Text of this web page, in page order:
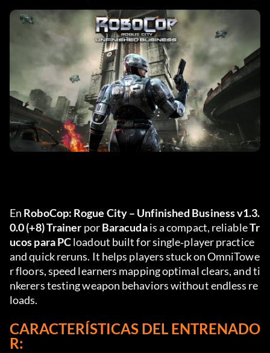
En RoboCop: Rogue City – Unfinished Business v1.3.
0.0 (+8) Trainer por Baracuda is a compact, reliable Tr
ucos para PC loadout built for single‑player practice
and quick reruns. It helps players stuck on OmniTowe
r floors, speed learners mapping optimal clears, and ti
nkerers testing weapon behaviors without endless re
loads.
CARACTERÍSTICAS DEL ENTRENADO
R: